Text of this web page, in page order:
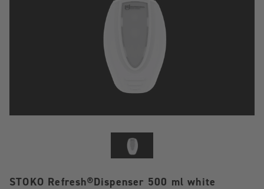
STOKO Refresh®Dispenser 500 ml white